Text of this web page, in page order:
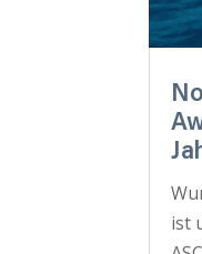
ist